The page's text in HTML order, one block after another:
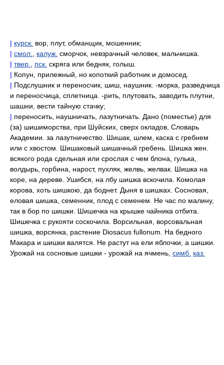
| курск. вор, плут, обманщик, мошенник;
| смол. калуж. сморчок, невзрачный человек, мальчишка.
| твер. пск. скряга или бедняк, голыш.
| Копун, прилежный, но копоткий работник и домосед.
| Подслушник и переносчик, шиш, наушник. -морка, разведчица
и переносчица, сплетница. -рить, плутовать, заводить плутни,
шашни, вести тайную стачку;
| переносить, наушничать, лазутничать. Дано (поместье) для
(за) шишиморства, при Шуйских, сверх окладов, Словарь
Академии. за лазутничество. Шишак, шлем, каска с гребнем
или с хвостом. Шишаковый шишачный гребень. Шишка жен.
всякого рода сдельная или срослая с чем блона, гулька,
волдырь, горбина, нарост, пухляк, желвь, желвак. Шишка на
коре, на дереве. Ушибся, на лбу шишка вскочила. Комолая
корова, хоть шишкою, да боднет. Дыня в шишках. Сосновая,
еловая шишка, семенник, плод с семенем. Не час по малину,
так в бор по шишки. Шишечка на крышке чайника отбита.
Шишечка с рукояти соскочила. Ворсильная, ворсовальная
шишка, ворсянка, растение Diosacus fullonum. На бедного
Макара и шишки валятся. Не растут на ели яблочки, а шишки.
Урожай на сосновые шишки - урожай на ячмень, симб. каз.